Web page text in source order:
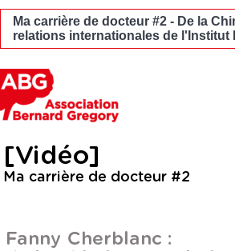
Ma carrière de docteur #2 - De la
relations internationales de l'Institut